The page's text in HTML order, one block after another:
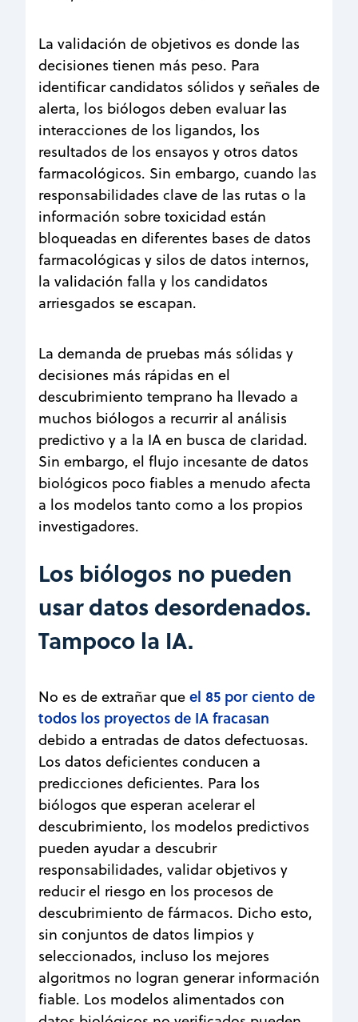
La validación de objetivos es donde las
decisiones tienen más peso. Para
identificar candidatos sólidos y señales de
alerta, los biólogos deben evaluar las
interacciones de los ligandos, los
resultados de los ensayos y otros datos
farmacológicos. Sin embargo, cuando las
responsabilidades clave de las rutas o la
información sobre toxicidad están
bloqueadas en diferentes bases de datos
farmacológicas y silos de datos internos,
la validación falla y los candidatos
arriesgados se escapan.
La demanda de pruebas más sólidas y
decisiones más rápidas en el
descubrimiento temprano ha llevado a
muchos biólogos a recurrir al análisis
predictivo y a la IA en busca de claridad.
Sin embargo, el flujo incesante de datos
biológicos poco fiables a menudo afecta
a los modelos tanto como a los propios
investigadores.
Los biólogos no pueden
usar datos desordenados.
Tampoco la IA.
No es de extrañar que el 85 por ciento de
todos los proyectos de IA fracasan
debido a entradas de datos defectuosas.
Los datos deficientes conducen a
predicciones deficientes. Para los
biólogos que esperan acelerar el
descubrimiento, los modelos predictivos
pueden ayudar a descubrir
responsabilidades, validar objetivos y
reducir el riesgo en los procesos de
descubrimiento de fármacos. Dicho esto,
sin conjuntos de datos limpios y
seleccionados, incluso los mejores
algoritmos no logran generar información
fiable. Los modelos alimentados con